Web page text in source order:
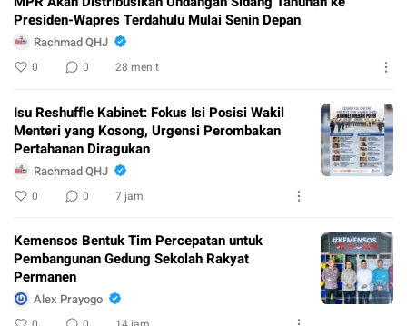
Presiden-Wapres Terdahulu Mulai Senin Depan
Rachmad QHJ
0 0 28 menit
Isu Reshuffle Kabinet: Fokus Isi Posisi Wakil
Menteri yang Kosong, Urgensi Perombakan
Pertahanan Diragukan
Rachmad QHJ
0 0 7 jam
Kemensos Bentuk Tim Percepatan untuk
Pembangunan Gedung Sekolah Rakyat
Permanen
Alex Prayogo